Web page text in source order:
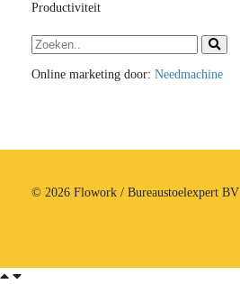
Productiviteit
Online marketing door: Needmachine
© 2026 Flowork / Bureaustoelexpert BV